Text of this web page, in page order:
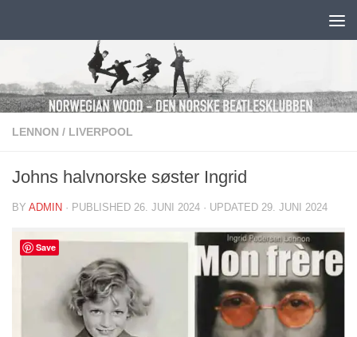
LENNON / LIVERPOOL
Johns halvnorske søster Ingrid
BY ADMIN · PUBLISHED 26. JUNI 2024 · UPDATED 29. JUNI 2024
Save